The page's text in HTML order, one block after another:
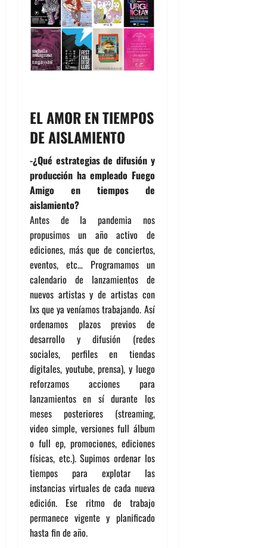
EL AMOR EN TIEMPOS
DE AISLAMIENTO
-¿Qué estrategias de difusión y
producción ha empleado Fuego
Amigo en tiempos de
aislamiento?
Antes de la pandemia nos
propusimos un año activo de
ediciones, más que de conciertos,
eventos, etc… Programamos un
calendario de lanzamientos de
nuevos artistas y de artistas con
lxs que ya veníamos trabajando. Así
ordenamos plazos previos de
desarrollo y difusión (redes
sociales, perfiles en tiendas
digitales, youtube, prensa), y luego
reforzamos acciones para
lanzamientos en sí durante los
meses posteriores (streaming,
video simple, versiones full álbum
o full ep, promociones, ediciones
físicas, etc.). Supimos ordenar los
tiempos para explotar las
instancias virtuales de cada nueva
edición. Ese ritmo de trabajo
permanece vigente y planificado
hasta fin de año.